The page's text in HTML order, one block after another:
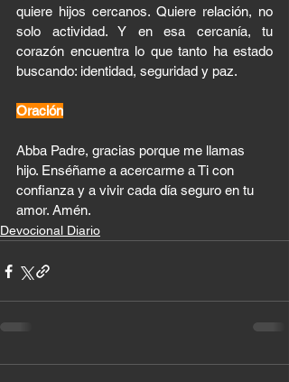
quiere hijos cercanos. Quiere relación, no
solo actividad. Y en esa cercanía, tu
corazón encuentra lo que tanto ha estado
buscando: identidad, seguridad y paz.
Oración
Abba Padre, gracias porque me llamas
hijo. Enséñame a acercarme a Ti con
confianza y a vivir cada día seguro en tu
amor. Amén.
Devocional Diario